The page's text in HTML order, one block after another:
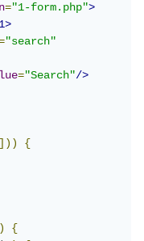
="1-form.php">
="search"
="Search"/>
]))
{
)
{